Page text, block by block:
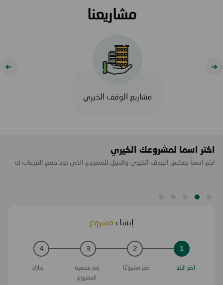
مشاريعنا
مشاريع الوقف الخيري
اختر اسماً لمشروعك الخيري
اختر اسماً يعكس الهدف الخيري والنبيل للمشروع الذي تود جمع التبرعات له
إنشاء مشروع
1
2
3
4
اختر البلد اختر مشروعًا
قم بتسمية
المشروع
شارك